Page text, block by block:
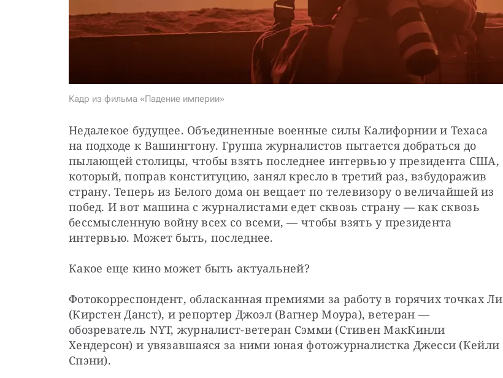
Кадр из фильма «Падение империи»
Недалекое будущее. Объединенные военные силы Калифорнии и Техаса
на подходе к Вашингтону. Группа журналистов пытается добраться до
пылающей столицы, чтобы взять последнее интервью у президента США,
который, поправ конституцию, занял кресло в третий раз, взбудоражив
страну. Теперь из Белого дома он вещает по телевизору о величайшей из
побед. И вот машина с журналистами едет сквозь страну — как сквозь
бессмысленную войну всех со всеми, — чтобы взять у президента
интервью. Может быть, последнее.
Какое еще кино может быть актуальней?
Фотокорреспондент, обласканная премиями за работу в горячих точках Ли
(Кирстен Данст), и репортер Джоэл (Вагнер Моура), ветеран —
обозреватель NYT, журналист-ветеран Сэмми (Стивен МакКинли
Хендерсон) и увязавшаяся за ними юная фотожурналистка Джесси (Кейли
Спэни).